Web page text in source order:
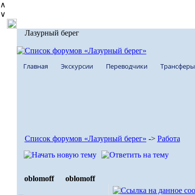
∧
∨
Лазурный берег
Главная Экскурсии Переводчики Трансферы
Список форумов «Лазурный берег» -> Работа
oblomoff oblomoff